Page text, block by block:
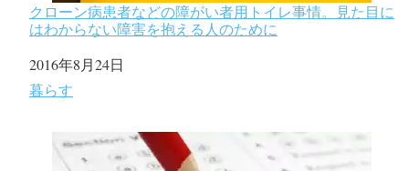
クローン病患者などの障がい者用トイレ事情。見た目に
はわからない障害を抱える人のために
日付
2016年8月24日
関連理由
暮らす